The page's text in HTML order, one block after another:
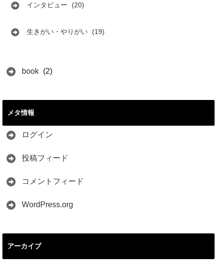
インタビュー (20)
生きがい・やりがい (19)
book (2)
メタ情報
ログイン
投稿フィード
コメントフィード
WordPress.org
アーカイブ